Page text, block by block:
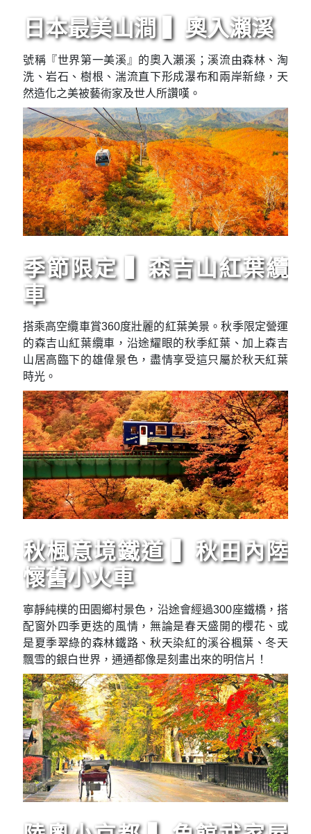
日本最美山澗 ▍奧入瀨溪
號稱『世界第一美溪』的奧入瀨溪；溪流由森林、淘
洗、岩石、樹根、湍流直下形成瀑布和兩岸新綠，天
然造化之美被藝術家及世人所讚嘆。
季節限定 ▍森吉山紅葉纜
車
搭乘高空纜車賞360度壯麗的紅葉美景。秋季限定營運
的森吉山紅葉纜車，沿途耀眼的秋季紅葉、加上森吉
山居高臨下的雄偉景色，盡情享受這只屬於秋天紅葉
時光。
秋楓意境鐵道 ▍秋田內陸
懷舊小火車
寧靜純樸的田園鄉村景色，沿途會經過300座鐵橋，搭
配窗外四季更迭的風情，無論是春天盛開的櫻花、或
是夏季翠綠的森林鐵路、秋天染紅的溪谷楓葉、冬天
飄雪的銀白世界，通通都像是刻畫出來的明信片！